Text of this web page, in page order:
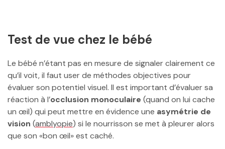
Test de vue chez le bébé
Le bébé n’étant pas en mesure de signaler clairement ce
qu’il voit, il faut user de méthodes objectives pour
évaluer son potentiel visuel. Il est important d’évaluer sa
réaction à l’occlusion monoculaire (quand on lui cache
un œil) qui peut mettre en évidence une asymétrie de
vision (amblyopie) si le nourrisson se met à pleurer alors
que son «bon œil» est caché.